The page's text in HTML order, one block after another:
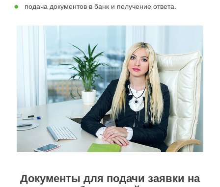
подача документов в банк и получение ответа.
Документы для подачи заявки на